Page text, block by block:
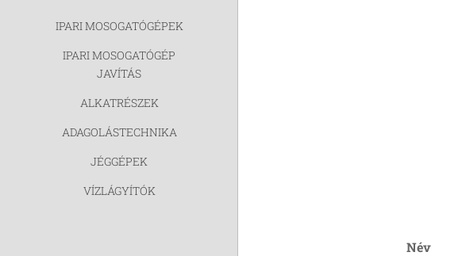
IPARI MOSOGATÓGÉPEK
IPARI MOSOGATÓGÉP
JAVÍTÁS
ALKATRÉSZEK
ADAGOLÁSTECHNIKA
JÉGGÉPEK
VÍZLÁGYÍTÓK
Név